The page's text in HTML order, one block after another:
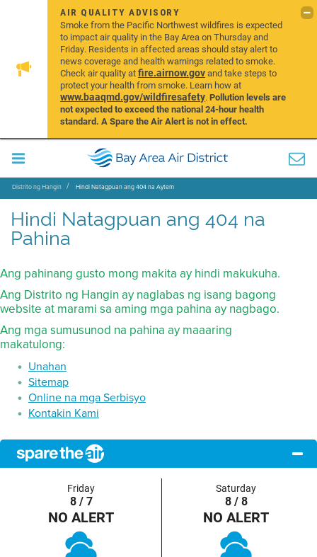
AIR QUALITY ADVISORY
Smoke from the Pacific Northwest wildfires is expected
to impact air quality in the Bay Area on Thursday and
Friday. Residents in affected areas should stay alert to
news coverage and health warnings related to smoke.
Check air quality atfire.airnow.govand take steps to
protect your health from smoke. Learn how at
www.baaqmd.gov/wildfiresafety.Pollution levels are
not expected to exceed the national 24-hour health
standard. A Spare the Air Alert is not in effect.
Distrito ng Hangin Hindi Natagpuan ang 404 na Aytem
Hindi Natagpuan ang 404 na
Pahina
Ang pahinang gusto mong makita ay hindi makukuha.
Ang Distrito ng Hangin ay naglabas ng isang bagong
website at marami sa aming mga pahina ay nagbago.
Ang mga sumusunod na pahina ay maaaring
makatulong:
Unahan
Sitemap
Online na mga Serbisyo
Kontakin Kami
Friday
8 / 7
NO ALERT
Saturday
8 / 8
NO ALERT